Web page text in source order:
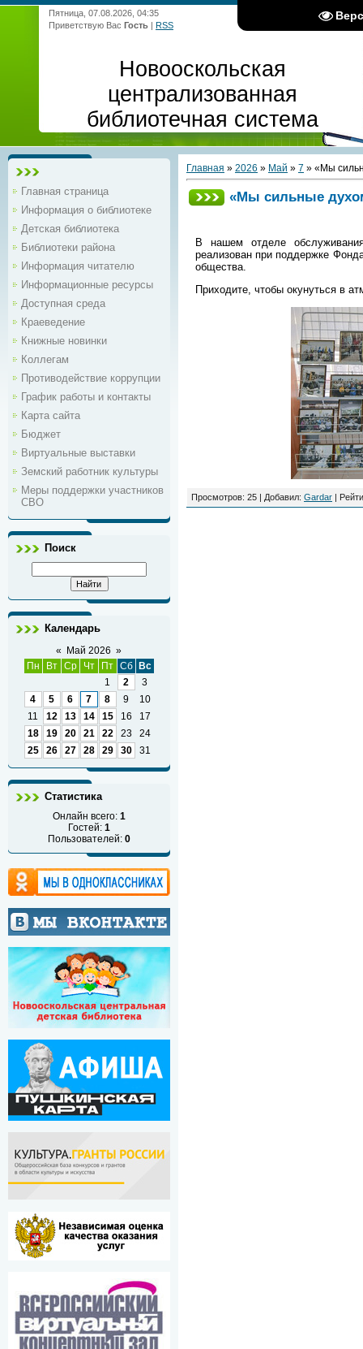
Пятница, 07.08.2026, 04:35
Приветствую Вас Гость | RSS
Новооскольская
централизованная
библиотечная система
Главная страница
Информация о библиотеке
Детская библиотека
Библиотеки района
Информация читателю
Информационные ресурсы
Доступная среда
Краеведение
Книжные новинки
Коллегам
Противодействие коррупции
График работы и контакты
Карта сайта
Бюджет
Виртуальные выставки
Земский работник культуры
Меры поддержки участников
СВО
Поиск
Календарь
« Май 2026 »
Пн
Вт Ср Чт Пт Сб
Вс
1
2
3
4
5 6 7 8 9
10
11
12 13 14 15 16
17
18
19 20 21 22 23
24
25
26 27 28 29 30 31
Статистика
Онлайн всего: 1
Гостей: 1
Пользователей: 0
Главная » 2026 » Май » 7 » «Мы
«Мы сильные
В нашем отделе
реализован при поддержке
общества.
Приходите, чтобы окунуться в
Просмотров: 25 | Добавил: Gardar |